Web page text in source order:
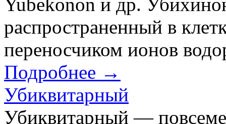
распространенный в
переносчиком ионов
Подробнее →
Убиквитарный
Убиквитарный —